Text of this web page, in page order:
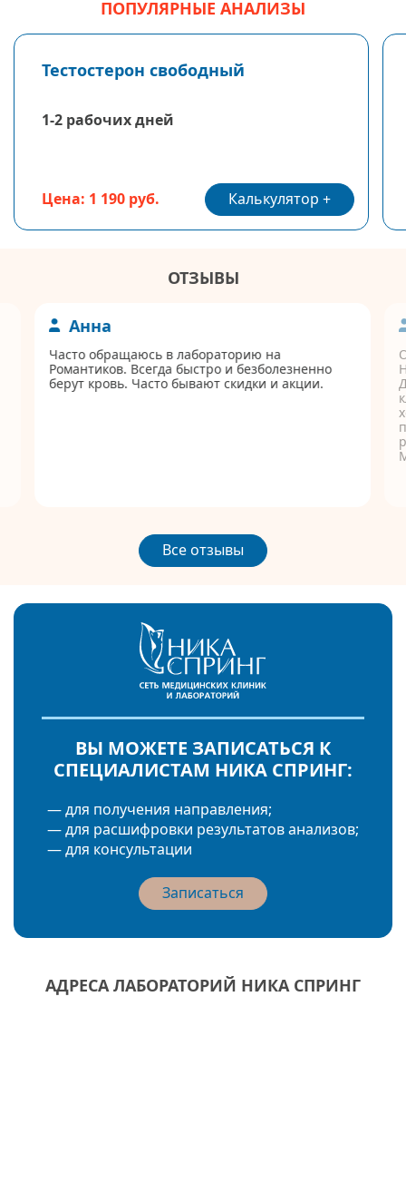
ПОПУЛЯРНЫЕ АНАЛИЗЫ
Тестостерон свободный
1-2 рабочих дней
Цена: 1 190 руб. Калькулятор
ОТЗЫВЫ
Анна
Часто обращаюсь в лабораторию на
Романтиков. Всегда быстро и безболезненно
берут кровь. Часто бывают скидки и акции.
Все отзывы
ВЫ МОЖЕТЕ ЗАПИСАТЬСЯ К
СПЕЦИАЛИСТАМ НИКА СПРИНГ:
— для получения направления;
— для расшифровки результатов анализов;
— для консультации
Записаться
АДРЕСА ЛАБОРАТОРИЙ НИКА СПРИНГ